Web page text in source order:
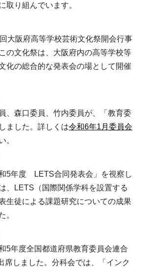
取り組んでいます。
大阪府高等学校芸術文化祭開会行事
の文化祭は、大阪府内の高等学校等
化の総合的な発表会の場として開催
、森口委員、竹内委員が、「教育委
ました。詳しくは令和6年1月委員会
。
5年度 LETS合同発表会」を視察し
、LETS（国際関係学科を設置する
生徒による課題研究についての成果
。
5年度全国都道府県教育委員会連合
席しました。分科会では、「インク